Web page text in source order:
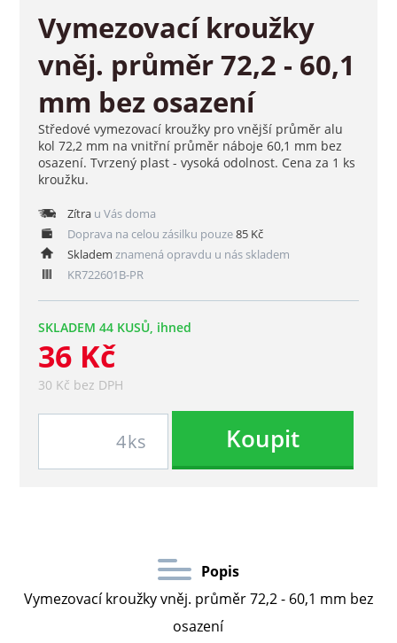
Vymezovací kroužky
vněj. průměr 72,2 - 60,1
mm bez osazení
Středové vymezovací kroužky pro vnější průměr alu
kol 72,2 mm na vnitřní průměr náboje 60,1 mm bez
osazení. Tvrzený plast - vysoká odolnost. Cena za 1 ks
kroužku.
Zítrau Vás doma
Doprava na celou zásilku pouze85 Kč
Skladem znamená opravdu u nás skladem
KR722601B-PR
SKLADEM 44 KUSŮ, ihned
36 Kč
30 Kč bez DPH
ks Koupit
Popis
Vymezovací kroužky vněj. průměr 72,2 - 60,1 mm bez
osazení